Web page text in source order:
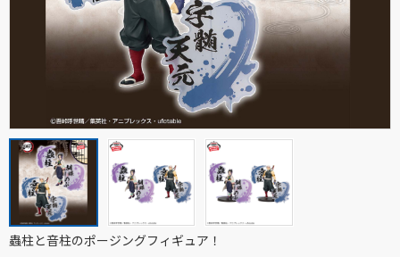
蟲柱と音柱のポージングフィギュア！